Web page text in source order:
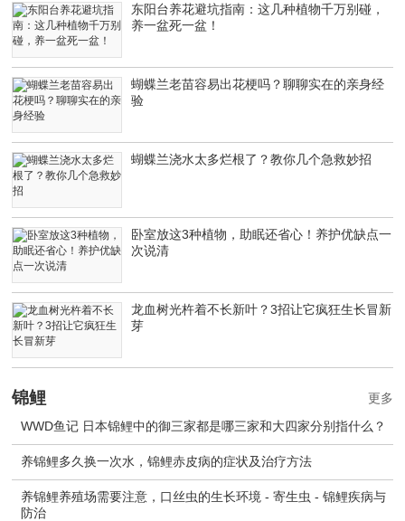
东阳台养花避坑指南：这几种植物千万别碰，
养一盆死一盆！
蝴蝶兰老苗容易出花梗吗？聊聊实在的亲身经
验
蝴蝶兰浇水太多烂根了？教你几个急救妙招
卧室放这3种植物，助眠还省心！养护优缺点一
次说清
龙血树光杵着不长新叶？3招让它疯狂生长冒新
芽
锦鲤
WWD鱼记 日本锦鲤中的御三家都是哪三家和大四家分别指什么？
养锦鲤多久换一次水，锦鲤赤皮病的症状及治疗方法
养锦鲤养殖场需要注意，口丝虫的生长环境 - 寄生虫 - 锦鲤疾病与
防治
更多